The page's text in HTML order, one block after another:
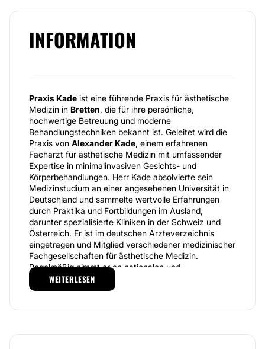
INFORMATION
Praxis Kade ist eine führende Praxis für ästhetische
Medizin in Bretten, die für ihre persönliche,
hochwertige Betreuung und moderne
Behandlungstechniken bekannt ist. Geleitet wird die
Praxis von Alexander Kade, einem erfahrenen
Facharzt für ästhetische Medizin mit umfassender
Expertise in minimalinvasiven Gesichts- und
Körperbehandlungen. Herr Kade absolvierte sein
Medizinstudium an einer angesehenen Universität in
Deutschland und sammelte wertvolle Erfahrungen
durch Praktika und Fortbildungen im Ausland,
darunter spezialisierte Kliniken in der Schweiz und
Österreich. Er ist im deutschen Ärzteverzeichnis
eingetragen und Mitglied verschiedener medizinischer
Fachgesellschaften für ästhetische Medizin.
Regelmäßig nimmt er an nationalen und
internationalen Kongressen teil, veröffentlicht
Fachartikel und beteiligt sich aktiv an
WEITERLESEN